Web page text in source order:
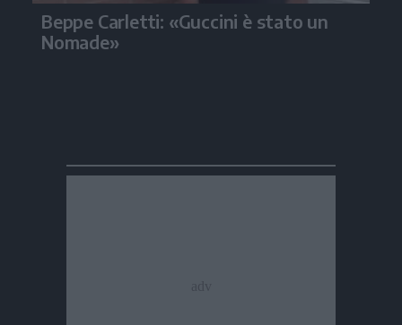
Beppe Carletti: «Guccini è stato un
Nomade»